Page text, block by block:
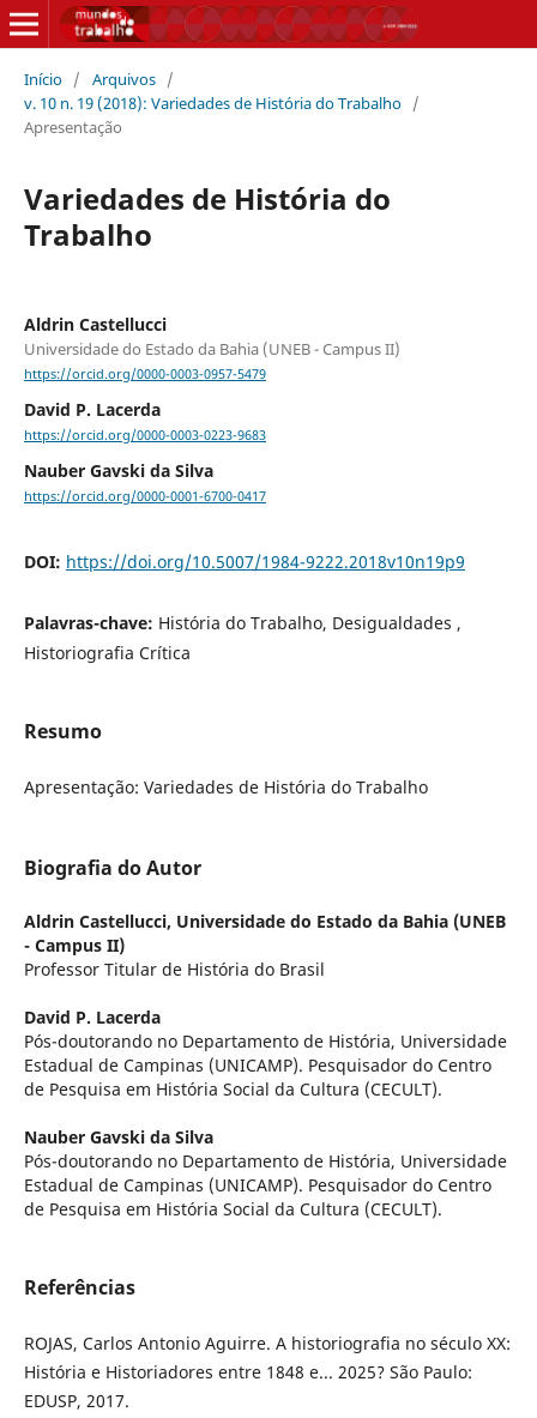
Início / Arquivos /
v. 10 n. 19 (2018): Variedades de História do Trabalho /
Apresentação
Variedades de História do
Trabalho
Aldrin Castellucci
Universidade do Estado da Bahia (UNEB - Campus II)
https://orcid.org/0000-0003-0957-5479
David P. Lacerda
https://orcid.org/0000-0003-0223-9683
Nauber Gavski da Silva
https://orcid.org/0000-0001-6700-0417
DOI: https://doi.org/10.5007/1984-9222.2018v10n19p9
Palavras-chave: História do Trabalho, Desigualdades ,
Historiografia Crítica
Resumo
Apresentação: Variedades de História do Trabalho
Biografia do Autor
Aldrin Castellucci, Universidade do Estado da Bahia (UNEB
- Campus II)
Professor Titular de História do Brasil
David P. Lacerda
Pós-doutorando no Departamento de História, Universidade
Estadual de Campinas (UNICAMP). Pesquisador do Centro
de Pesquisa em História Social da Cultura (CECULT).
Nauber Gavski da Silva
Pós-doutorando no Departamento de História, Universidade
Estadual de Campinas (UNICAMP). Pesquisador do Centro
de Pesquisa em História Social da Cultura (CECULT).
Referências
ROJAS, Carlos Antonio Aguirre. A historiografia no século XX:
História e Historiadores entre 1848 e... 2025? São Paulo:
EDUSP, 2017.